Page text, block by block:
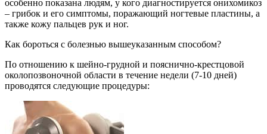
особенно показана людям, у кого диагностируется онихомикоз
– грибок и его симптомы, поражающий ногтевые пластины, а
также кожу пальцев рук и ног.
Как бороться с болезнью вышеуказанным способом?
По отношению к шейно-грудной и пояснично-крестцовой
околопозвоночной области в течение недели (7-10 дней)
проводятся следующие процедуры: